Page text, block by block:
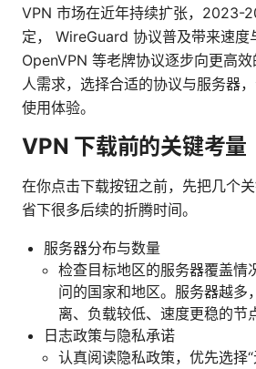
VPN 市场在近年持续扩张，2023-
定， WireGuard 协议普及带来速度
OpenVPN 等老牌协议逐步向更高
人需求，选择合适的协议与服务器
使用体验。
VPN 下载前的关键考量
在你点击下载按钮之前，先把几个
省下很多后续的折腾时间。
服务器分布与数量
检查目标地区的服务器覆盖情
问的国家和地区。服务器越多
离、负载较低、速度更稳的节
日志政策与隐私承诺
认真阅读隐私政策，优先选择“